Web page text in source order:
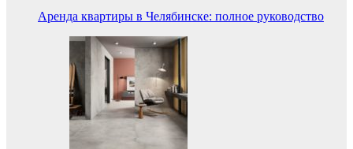
Аренда квартиры в Челябинске: полное руководство